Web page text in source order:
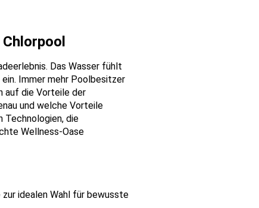
Das Wasser fühlt
Immer mehr Poolbesitzer
auf die Vorteile der
und welche Vorteile
Technologien, die
Wellness-Oase
idealen Wahl für bewusste